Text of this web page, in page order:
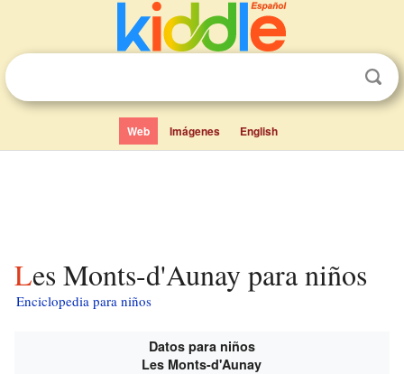
Web Imágenes English
Les Monts-d'Aunay para niños
Enciclopedia para niños
Datos para niños
Les Monts-d'Aunay